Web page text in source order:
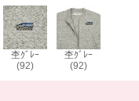
杢ｸﾞﾚｰ
(92)
杢ｸﾞﾚｰ
(92)